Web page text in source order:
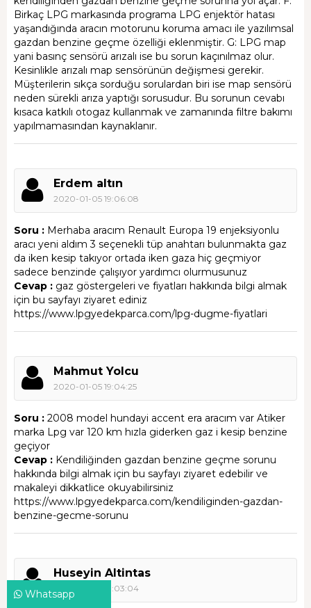
Birkaç LPG markasında programa LPG enjektör hatası
yaşandığında aracın motorunu koruma amacı ile yazılımsal
gazdan benzine geçme özelliği eklenmiştir. G: LPG map
yani basınç sensörü arızalı ise bu sorun kaçınılmaz olur.
Kesinlikle arızalı map sensörünün değişmesi gerekir.
Müşterilerin sıkça sorduğu sorulardan biri ise map sensörü
neden sürekli arıza yaptığı sorusudur. Bu sorunun cevabı
kısaca katkılı otogaz kullanmak ve zamanında filtre bakımı
yapılmamasından kaynaklanır.
Erdem altın
2020-01-05 19:06:08
Soru : Merhaba aracım Renault Europa 19 enjeksiyonlu
aracı yeni aldım 3 seçenekli tüp anahtarı bulunmakta gaz
da iken kesip takıyor ortada iken gaza hiç geçmiyor
sadece benzinde çalışıyor yardımcı olurmusunuz
Cevap : gaz göstergeleri ve fiyatları hakkında bilgi almak
için bu sayfayı ziyaret ediniz
https://www.lpgyedekparca.com/lpg-dugme-fiyatlari
Mahmut Yolcu
2020-01-05 19:04:25
Soru : 2008 model hundayi accent era aracım var Atiker
marka Lpg var 120 km hızla giderken gaz i kesip benzine
geçiyor
Cevap : Kendiliğinden gazdan benzine geçme sorunu
hakkında bilgi almak için bu sayfayı ziyaret edebilir ve
makaleyi dikkatlice okuyabilirsiniz
https://www.lpgyedekparca.com/kendiliginden-gazdan-
benzine-gecme-sorunu
Huseyin Altintas
2020-01-05 19:03:04
Whatsapp